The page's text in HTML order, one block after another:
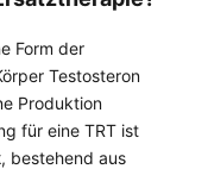
Form der
Testosteron
Produktion
für eine TRT ist
, bestehend aus